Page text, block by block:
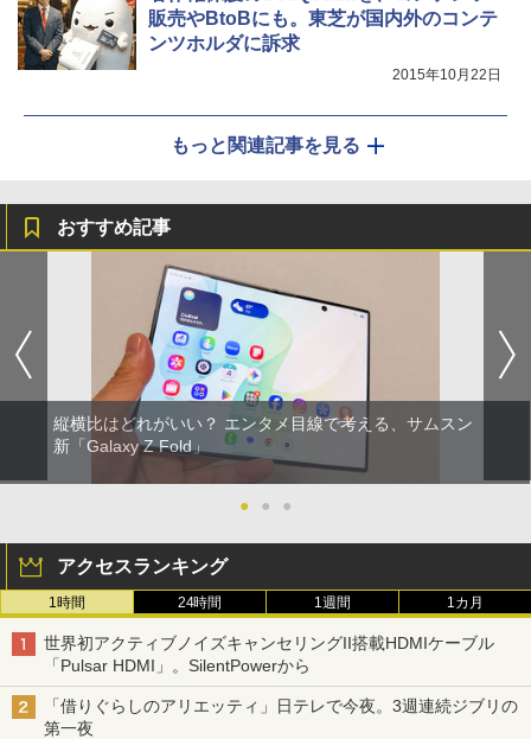
販売やBtoBにも。東芝が国内外のコンテ
ンツホルダに訴求
2015年10月22日
もっと関連記事を見る
おすすめ記事
縦横比はどれがいい？ エンタメ目線で考える、サムスン
新「Galaxy Z Fold」
● ● ●
アクセスランキング
1時間 24時間 1週間 1カ月
世界初アクティブノイズキャンセリングII搭載HDMIケーブル
「Pulsar HDMI」。SilentPowerから
「借りぐらしのアリエッティ」日テレで今夜。3週連続ジブリの
第一夜